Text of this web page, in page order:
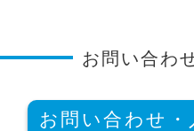
お問い合わ
お問い合わせ